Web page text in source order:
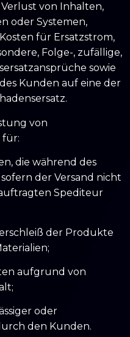
von Inhalten,
oder Systemen,
für Ersatzstrom,
Folge-, zufällige,
sowie
Kunden auf eine der
von
für:
die während des
der Versand nicht
Spediteur
der Produkte
aufgrund von
oder
den Kunden.